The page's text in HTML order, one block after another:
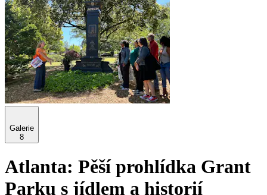
Galerie
8
Atlanta: Pěší prohlídka Grant
Parku s jídlem a historií